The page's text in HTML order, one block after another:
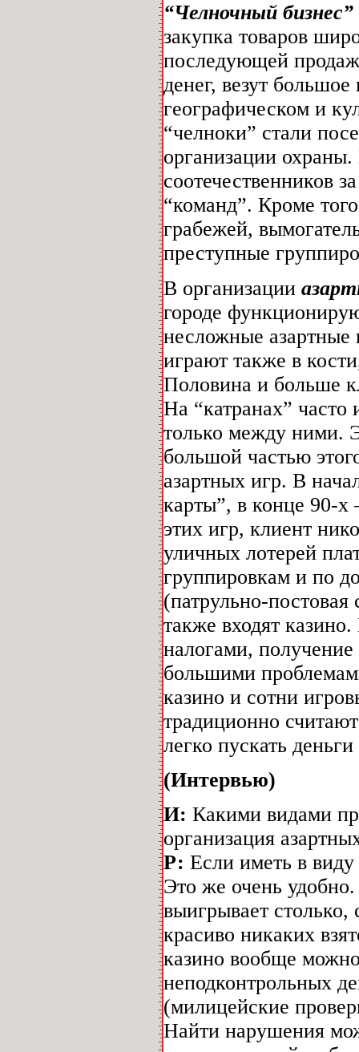
“Челночный бизнес”
закупка товаров
последующей
денег, везут
географическом и
“челноки” стали
организации
соотечественников
“команд”. Кроме
грабежей,
преступные
В организации
городе
несложные
играют также в
Половина и больше
На “катранах”
только между ними.
большой частью
азартных игр. В
карты”, в конце 90-
этих игр, клиент
уличных лотерей
группировкам и по
(патрульно-
также входят
налогами, получение
большими
казино и сотни
традиционно
легко пускать
(Интервью)
И: Какими видами
организация
Р: Если иметь в
Это же очень
выигрывает
красиво никаких
казино вообще
неподконтрольных
(милицейские
Найти нарушения